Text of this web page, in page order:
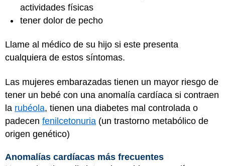
actividades físicas
tener dolor de pecho
Llame al médico de su hijo si este presenta
cualquiera de estos síntomas.
Las mujeres embarazadas tienen un mayor riesgo de
tener un bebé con una anomalía cardíaca si contraen
la rubéola, tienen una diabetes mal controlada o
padecen fenilcetonuria (un trastorno metabólico de
origen genético)
Anomalías cardíacas más frecuentes